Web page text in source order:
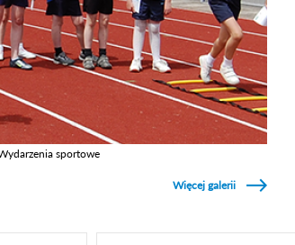
sportowe
Więcej galerii